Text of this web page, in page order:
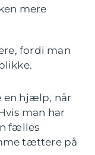
mere
fordi man
en hjælp, når
man har
fælles
tættere på